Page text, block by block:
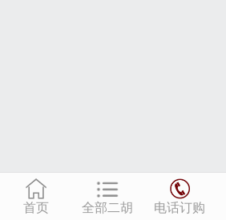
首页 全部二胡 电话订购